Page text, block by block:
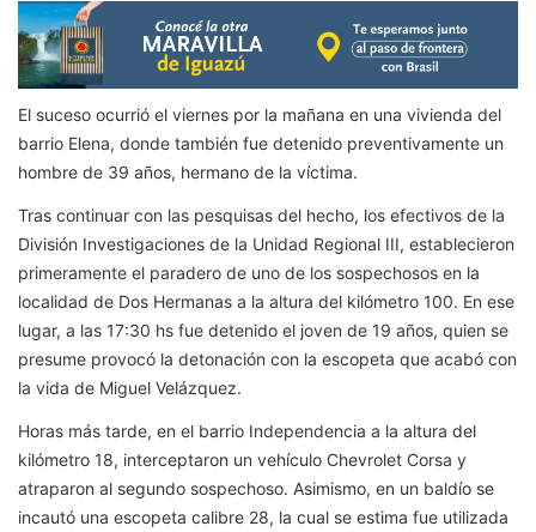
El suceso ocurrió el viernes por la mañana en una vivienda del
barrio Elena, donde también fue detenido preventivamente un
hombre de 39 años, hermano de la víctima.
Tras continuar con las pesquisas del hecho, los efectivos de la
División Investigaciones de la Unidad Regional III, establecieron
primeramente el paradero de uno de los sospechosos en la
localidad de Dos Hermanas a la altura del kilómetro 100. En ese
lugar, a las 17:30 hs fue detenido el joven de 19 años, quien se
presume provocó la detonación con la escopeta que acabó con
la vida de Miguel Velázquez.
Horas más tarde, en el barrio Independencia a la altura del
kilómetro 18, interceptaron un vehículo Chevrolet Corsa y
atraparon al segundo sospechoso. Asimismo, en un baldío se
incautó una escopeta calibre 28, la cual se estima fue utilizada